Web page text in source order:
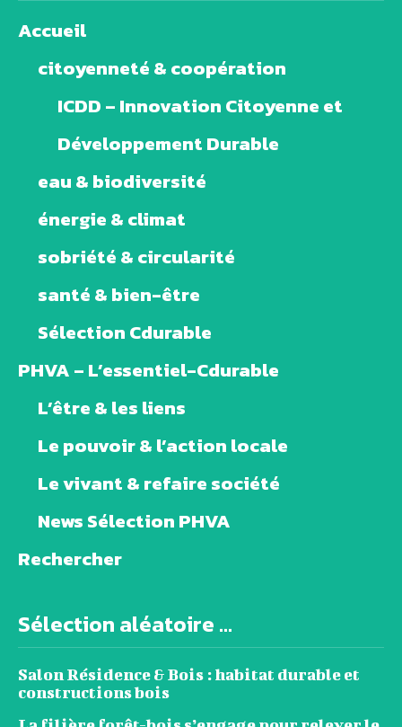
Accueil
citoyenneté & coopération
ICDD – Innovation Citoyenne et
Développement Durable
eau & biodiversité
énergie & climat
sobriété & circularité
santé & bien-être
Sélection Cdurable
PHVA – L’essentiel-Cdurable
L’être & les liens
Le pouvoir & l’action locale
Le vivant & refaire société
News Sélection PHVA
Rechercher
Sélection aléatoire ...
Salon Résidence & Bois : habitat durable et
constructions bois